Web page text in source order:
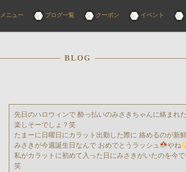
コ
ン
ン
キ
メニュー ブログ一覧 クーポン イベント
BLOG
先日のハロウィンで 酔っ払いのみさきちゃんに絡まれ
楽しそーでしょ？笑
たまーに日曜日にカラット出勤した際に 絡めるのが新
みさきが今週誕生日なんで おめでとうラッシュ
やね
私がカラットに初めて入った日にみさきがいたのを今
笑